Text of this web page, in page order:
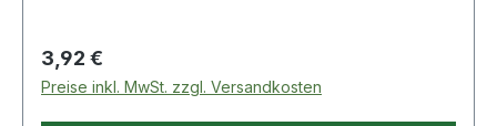
Regulärer Preis:
3,92 €
Preise inkl. MwSt. zzgl. Versandkosten